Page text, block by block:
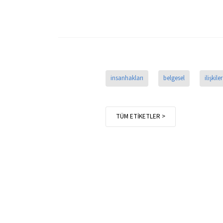
insanhakları belgesel ilişkiler
TÜM ETİKETLER >